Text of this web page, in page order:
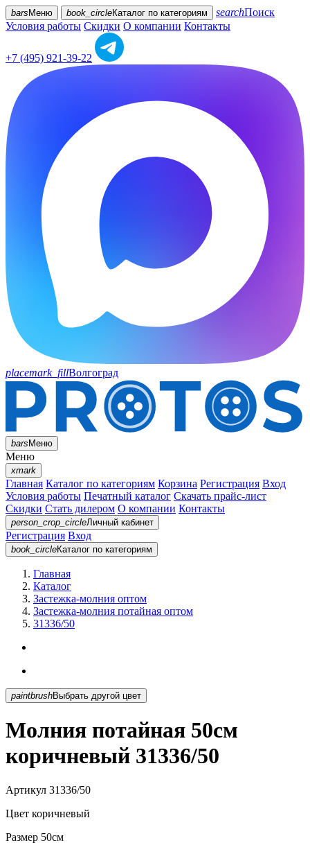
bars Меню book_circleКаталог по категориям searchПоиск
Условия работы Скидки О компании Контакты
+7 (495) 921-39-22
placemark_fillВолгоград
barsМеню
Меню
xmark
Главная Каталог по категориям Корзина Регистрация Вход
Условия работы Печатный каталог Скачать прайс-лист
Скидки Стать дилером О компании Контакты
person_crop_circleЛичный кабинет
Регистрация Вход
book_circleКаталог по категориям
Главная
Каталог
Застежка-молния оптом
Застежка-молния потайная оптом
31336/50
paintbrush Выбрать другой цвет
Молния потайная 50см
коричневый 31336/50
Артикул 31336/50
Цвет коричневый
Размер 50см